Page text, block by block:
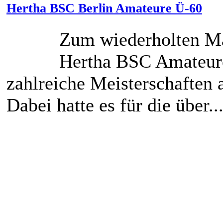
Hertha BSC Berlin Amateure Ü-60
Zum wiederholten
Hertha BSC
zahlreiche Meisterschaften
Dabei hatte es für die